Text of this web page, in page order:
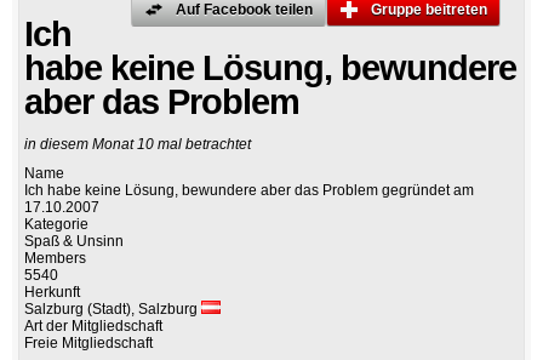
Gruppe beitreten
Auf Facebook teilen
Ich
habe keine Lösung, bewundere
aber das Problem
in diesem Monat 10 mal betrachtet
Name
Ich habe keine Lösung, bewundere aber das Problem gegründet am
17.10.2007
Kategorie
Spaß & Unsinn
Members
5540
Herkunft
Salzburg (Stadt), Salzburg
Art der Mitgliedschaft
Freie Mitgliedschaft